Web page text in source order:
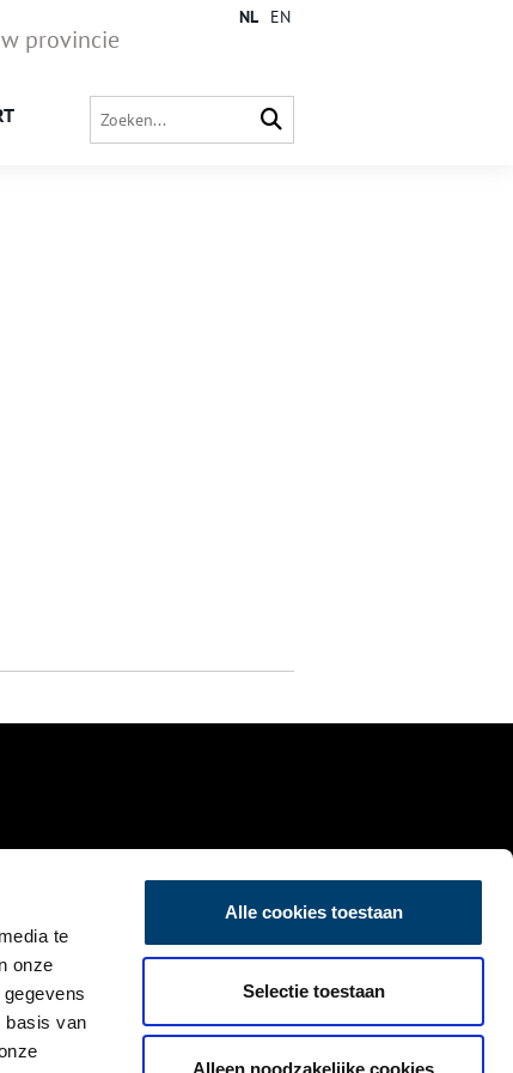
te
onze
basis van
Alle cookies toestaan
Selectie toestaan
Alleen noodzakelijke cookies
provincie
NL EN